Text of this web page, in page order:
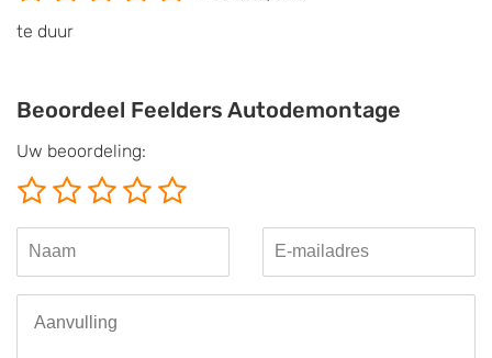
te duur
Beoordeel Feelders Autodemontage
Uw beoordeling: